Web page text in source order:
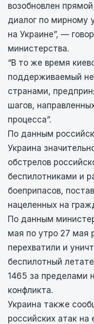
возобновлен
диалог по мирному
на Украине”, —
министерства.
“В то же время
поддерживаемый
странами,
шагов,
процесса”.
По данным
Украина
обстрелов
беспилотниками и
боеприпасов,
нацеленных на
По данным
мая по утро 27 мая
перехватили и
беспилотный
1465 за пределами
конфликта.
Украина также
российских атак